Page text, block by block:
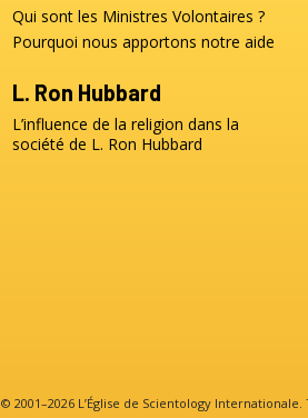
Qui sont les Ministres Volontaires ?
Pourquoi nous apportons notre aide
L. Ron Hubbard
L’influence de la religion dans la
société de L. Ron Hubbard
© 2001–2026 L’Église de Scientology